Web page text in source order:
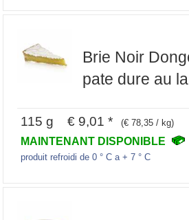
Brie Noir
pate dure au
115 g € 9,01 * (€ 78,35 / kg)
MAINTENANT DISPONIBLE
produit refroidi de 0 ° C a + 7 ° C